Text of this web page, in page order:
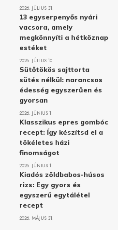
2026. JÚLIUS 31.
13 egyserpenyős nyári
vacsora, amely
megkönnyíti a hétköznap
estéket
2026. JÚLIUS 10.
Sütőtökös sajttorta
sütés nélkül: narancsos
édesség egyszerűen és
gyorsan
2026. JÚNIUS 1.
Klasszikus epres gombóc
recept: Így készítsd el a
tökéletes házi
finomságot
2026. JÚNIUS 1.
Kiadós zöldbabos-húsos
rizs: Egy gyors és
egyszerű egytálétel
recept
2026. MÁJUS 31.